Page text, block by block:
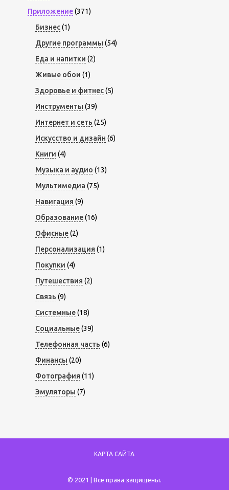
Приложение(371)
Бизнес(1)
Другие программы (54)
Еда и напитки (2)
Живые обои (1)
Здоровье и фитнес(5)
Инструменты (39)
Интернет и сеть (25)
Искусство и дизайн (6)
Книги (4)
Музыка и аудио (13)
Мультимедиа (75)
Навигация (9)
Образование(16)
Офисные(2)
Персонализация (1)
Покупки (4)
Путешествия (2)
Связь (9)
Системные(18)
Социальные(39)
Телефонная часть (6)
Финансы (20)
Фотография (11)
Эмуляторы (7)
КАРТА САЙТА
© 2021 | Все права защищены.